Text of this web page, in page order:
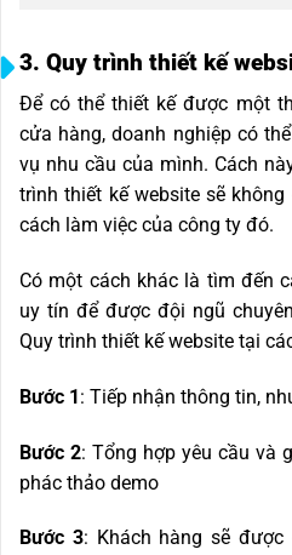
3. Quy trình thiết kế
Để có thể thiết kế được một
cửa hàng, doanh nghiệp có
vụ nhu cầu của mình. Cách
trình thiết kế website sẽ
cách làm việc của công ty đó.
Có một cách khác là tìm đến
uy tín để được đội ngũ
Quy trình thiết kế website tại
Bước 1: Tiếp nhận thông tin,
Bước 2: Tổng hợp yêu cầu và
phác thảo demo
Bước 3: Khách hàng sẽ